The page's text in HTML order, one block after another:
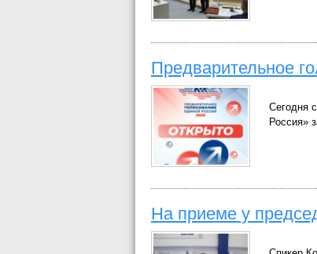
Предварительное
Сегодня
Россия»
На приеме у